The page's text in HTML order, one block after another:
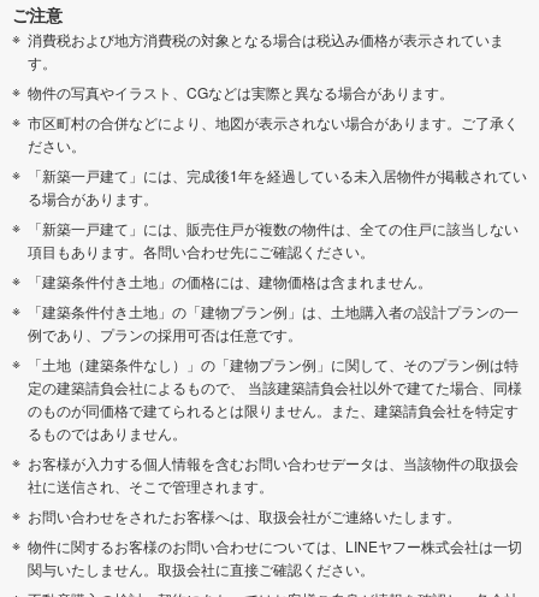
ご注意
消費税および地方消費税の対象となる場合は税込み価格が表示されていま
す。
物件の写真やイラスト、CGなどは実際と異なる場合があります。
市区町村の合併などにより、地図が表示されない場合があります。ご了承く
ださい。
「新築一戸建て」には、完成後1年を経過している未入居物件が掲載されてい
る場合があります。
「新築一戸建て」には、販売住戸が複数の物件は、全ての住戸に該当しない
項目もあります。各問い合わせ先にご確認ください。
「建築条件付き土地」の価格には、建物価格は含まれません。
「建築条件付き土地」の「建物プラン例」は、土地購入者の設計プランの一
例であり、プランの採用可否は任意です。
「土地（建築条件なし）」の「建物プラン例」に関して、そのプラン例は特
定の建築請負会社によるもので、 当該建築請負会社以外で建てた場合、同様
のものが同価格で建てられるとは限りません。また、建築請負会社を特定す
るものではありません。
お客様が入力する個人情報を含むお問い合わせデータは、当該物件の取扱会
社に送信され、そこで管理されます。
お問い合わせをされたお客様へは、取扱会社がご連絡いたします。
物件に関するお客様のお問い合わせについては、LINEヤフー株式会社は一切
関与いたしません。取扱会社に直接ご確認ください。